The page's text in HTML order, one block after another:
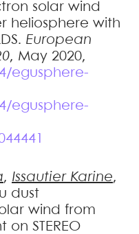
solar wind
heliosphere with
. European
, May 2020,
egusphere-
egusphere-
, Issautier Karine,
dust
wind from
on STEREO